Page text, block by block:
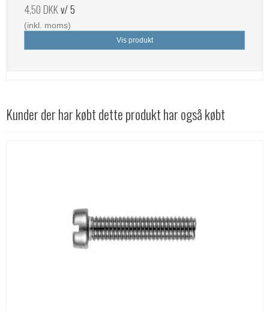
4,50 DKKv/ 5
(inkl. moms)
Vis produkt
Kunder der har købt dette produkt har også købt